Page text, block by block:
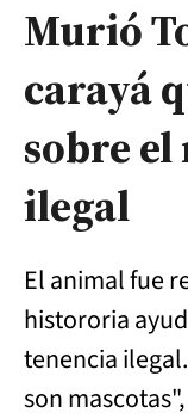
Murió
carayá
sobre
ilegal
El animal fue
histororia
tenencia
son